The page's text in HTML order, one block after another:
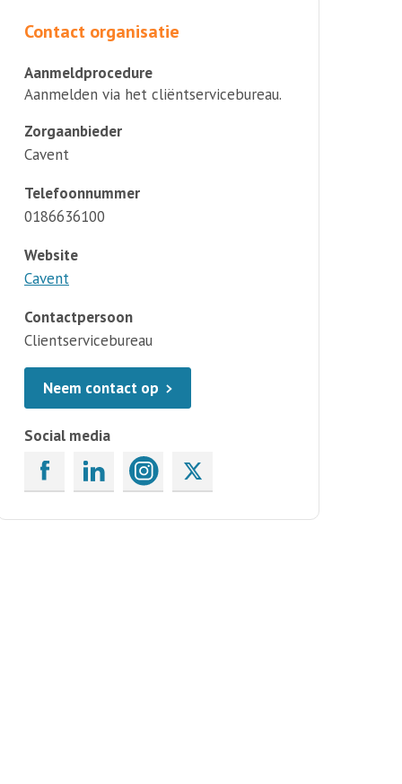
Contact organisatie
Aanmeldprocedure
Aanmelden via het cliëntservicebureau.
Zorgaanbieder
Cavent
Telefoonnummer
0186636100
Website
Cavent
Contactpersoon
Clientservicebureau
Neem contact op
Social media